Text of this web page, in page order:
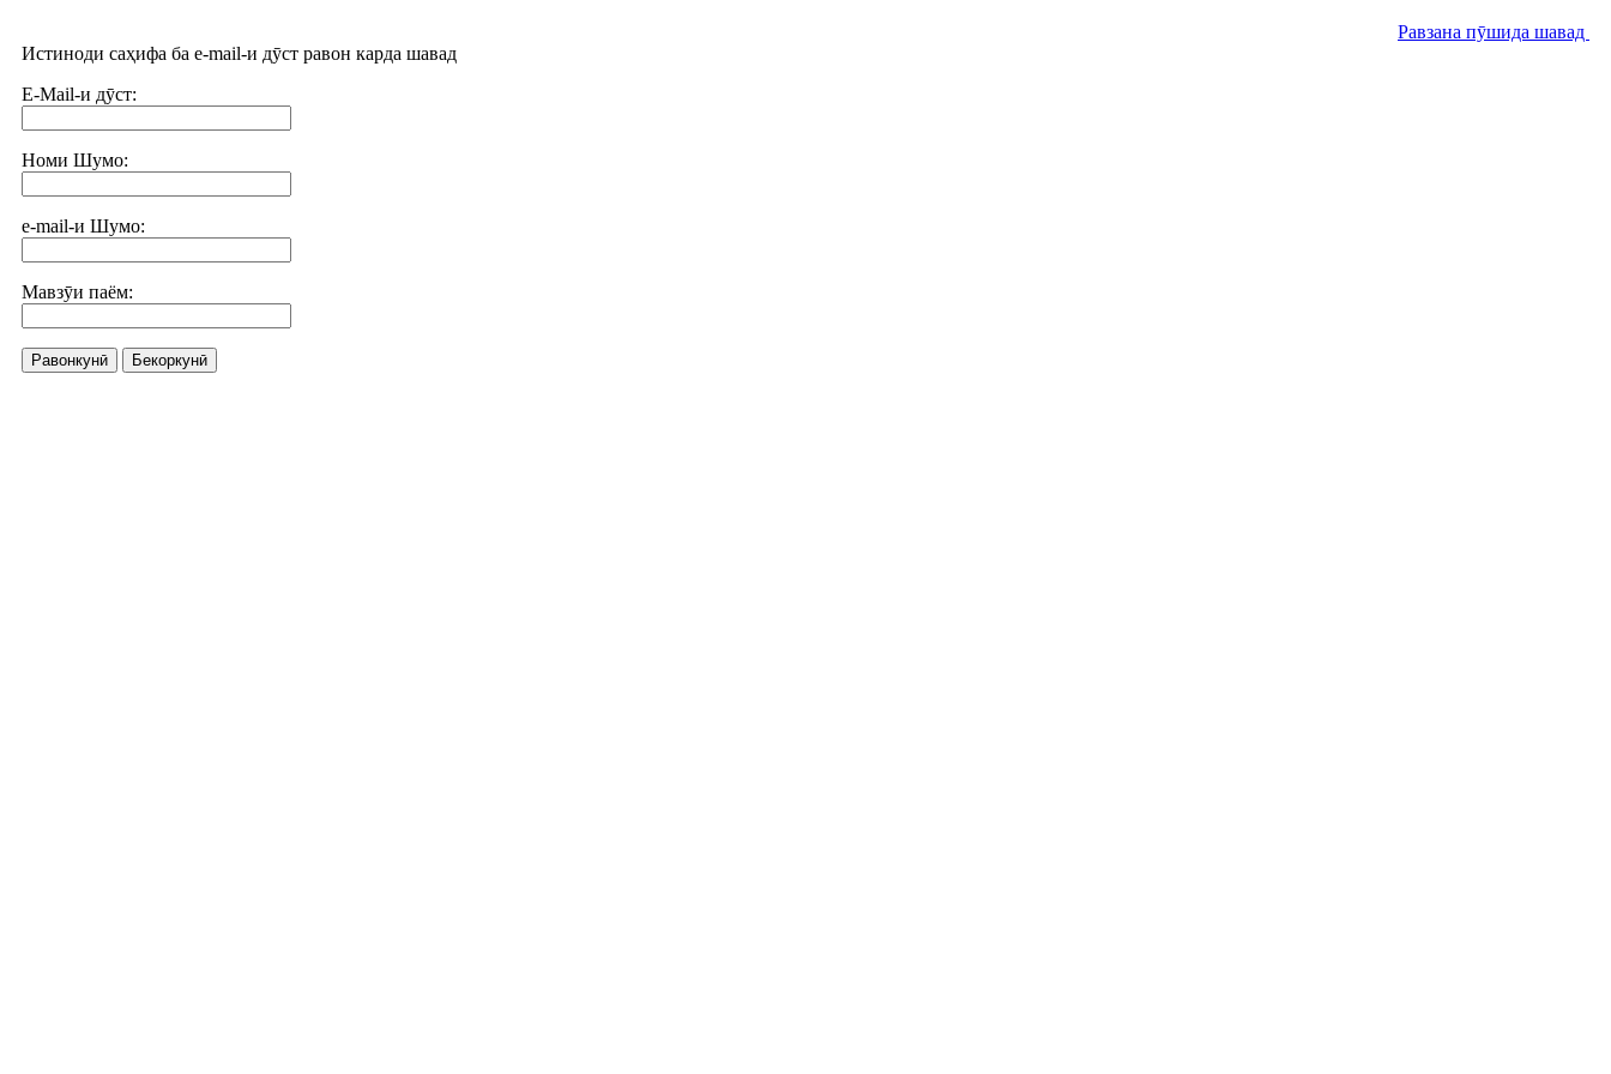
Равзана пӯшида шавад
Истиноди саҳифа ба e-mail-и дӯст равон карда шавад
E-Mail-и дӯст:
Номи Шумо:
e-mail-и Шумо:
Мавзӯи паём:
Равонкунӣ Бекоркунӣ